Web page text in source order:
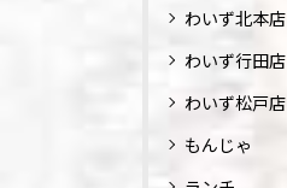
わいず北本店
わいず行田店
わいず松戸店
もんじゃ